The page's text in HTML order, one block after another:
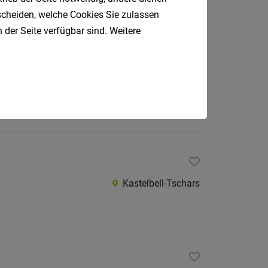
Kastelbell-Tschars
welche Cookies Sie zulassen
Seite verfügbar sind. Weitere